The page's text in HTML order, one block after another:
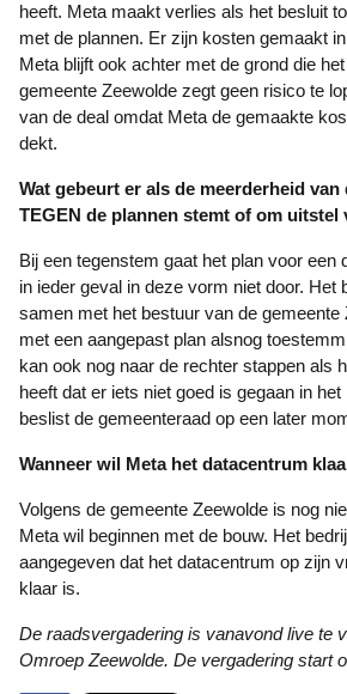
heeft. Meta maakt verlies als het besluit
met de plannen. Er zijn kosten gemaakt
Meta blijft ook achter met de grond die
gemeente Zeewolde zegt geen risico te
van de deal omdat Meta de gemaakte
dekt.
Wat gebeurt er als de meerderheid van de gemeenteraad
TEGEN de plannen stemt of om uitstel
Bij een tegenstem gaat het plan voor een datacentrum van Meta
in ieder geval in deze vorm niet door. Het
samen met het bestuur van de gemeente
met een aangepast plan alsnog
kan ook nog naar de rechter stappen als
heeft dat er iets niet goed is gegaan in
beslist de gemeenteraad op een later
Wanneer wil Meta het datacentrum
Volgens de gemeente Zeewolde is nog niet duidelijk wanneer
Meta wil beginnen met de bouw. Het
aangegeven dat het datacentrum op zijn
klaar is.
De raadsvergadering is vanavond live te volgen bij de Lokale
Omroep Zeewolde. De vergadering start